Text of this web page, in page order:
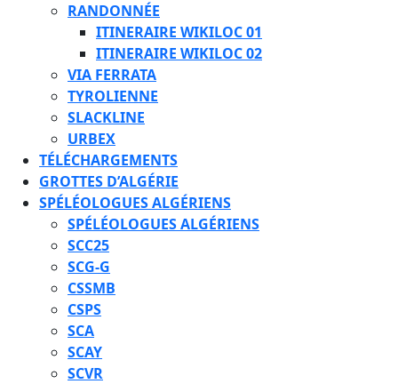
RANDONNÉE
ITINERAIRE WIKILOC 01
ITINERAIRE WIKILOC 02
VIA FERRATA
TYROLIENNE
SLACKLINE
URBEX
TÉLÉCHARGEMENTS
GROTTES D’ALGÉRIE
SPÉLÉOLOGUES ALGÉRIENS
SPÉLÉOLOGUES ALGÉRIENS
SCC25
SCG-G
CSSMB
CSPS
SCA
SCAY
SCVR